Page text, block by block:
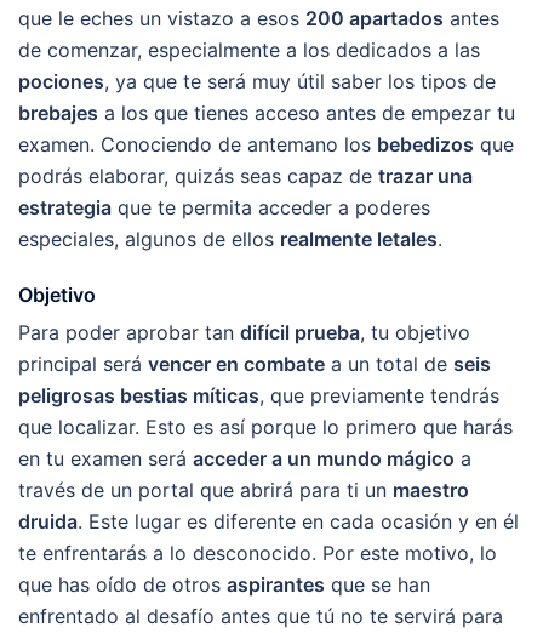
que le eches un vistazo a esos 200 apartados antes
de comenzar, especialmente a los dedicados a las
pociones, ya que te será muy útil saber los tipos de
brebajes a los que tienes acceso antes de empezar tu
examen. Conociendo de antemano los bebedizos que
podrás elaborar, quizás seas capaz de trazar una
estrategia que te permita acceder a poderes
especiales, algunos de ellos realmente letales.
Objetivo
Para poder aprobar tan difícil prueba, tu objetivo
principal será vencer en combate a un total de seis
peligrosas bestias míticas, que previamente tendrás
que localizar. Esto es así porque lo primero que harás
en tu examen será acceder a un mundo mágico a
través de un portal que abrirá para ti un maestro
druida. Este lugar es diferente en cada ocasión y en él
te enfrentarás a lo desconocido. Por este motivo, lo
que has oído de otros aspirantes que se han
enfrentado al desafío antes que tú no te servirá para